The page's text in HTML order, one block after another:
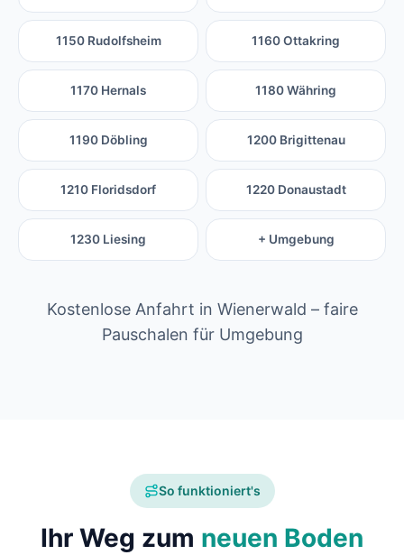
1150 Rudolfsheim 1160 Ottakring
1170 Hernals 1180 Währing
1190 Döbling 1200 Brigittenau
1210 Floridsdorf 1220 Donaustadt
1230 Liesing + Umgebung
Kostenlose Anfahrt in Wienerwald – faire
Pauschalen für Umgebung
So funktioniert's
Ihr Weg zum neuen Boden